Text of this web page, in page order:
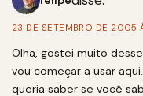
23 DE SETEMBRO DE 2005
Olha, gostei muito
vou começar a usar
queria saber se você